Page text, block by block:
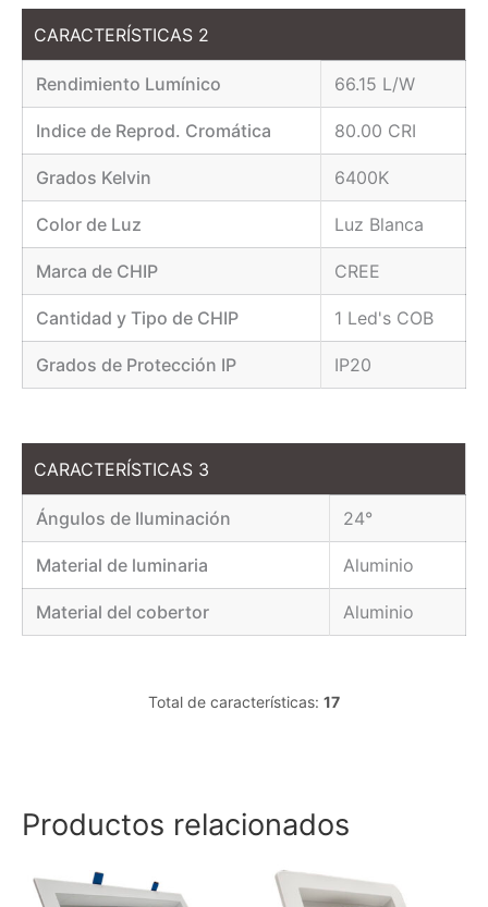
CARACTERÍSTICAS 2
Rendimiento Lumínico 66.15 L/W
Indice de Reprod. Cromática 80.00 CRI
Grados Kelvin 6400K
Color de Luz Luz Blanca
Marca de CHIP CREE
Cantidad y Tipo de CHIP 1 Led's COB
Grados de Protección IP IP20
CARACTERÍSTICAS 3
Ángulos de Iluminación 24°
Material de luminaria Aluminio
Material del cobertor Aluminio
Total de características: 17
Productos relacionados